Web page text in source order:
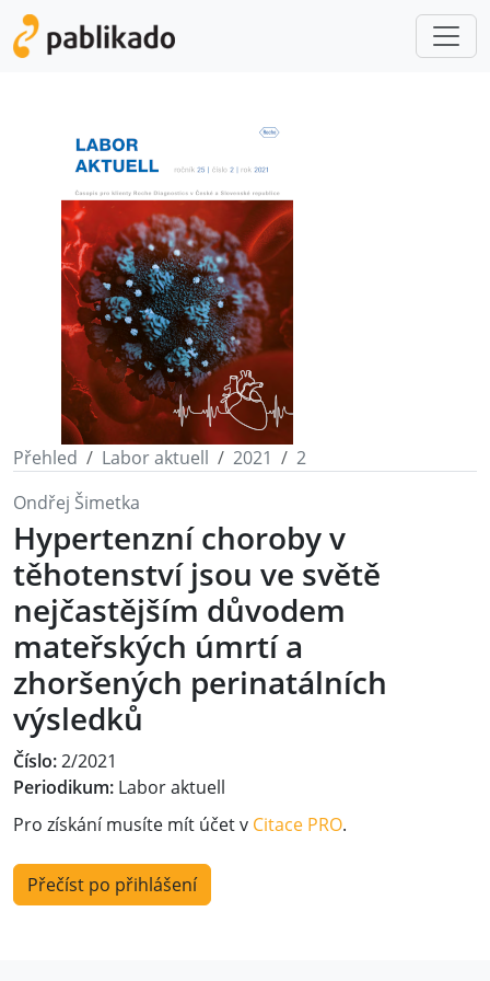
Přehled Labor aktuell 2021
2
Ondřej Šimetka
Hypertenzní choroby v
těhotenství jsou ve světě
nejčastějším důvodem
mateřských úmrtí a
zhoršených perinatálních
výsledků
Číslo:2/2021
Periodikum: Labor aktuell
Pro získání musíte mít účet v Citace PRO.
Přečíst po přihlášení